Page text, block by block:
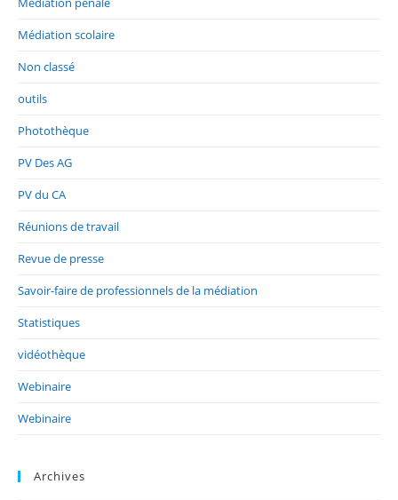
Médiation scolaire
Non classé
outils
Photothèque
PV Des AG
PV du CA
Réunions de travail
Revue de presse
Savoir-faire de professionnels de la médiation
Statistiques
vidéothèque
Webinaire
Webinaire
Archives